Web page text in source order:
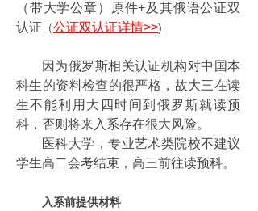
（带大学公章）原件+及其俄语公证双
认证 （公证双认证详情>>)
因为俄罗斯相关认证机构对中国本
科生的资料检查的很严格，故大三在读
生不能利用大四时间到俄罗斯就读预
科，否则将来入系存在很大风险。
医科大学，专业艺术类院校不建议
学生高二会考结束，高三前往读预科。
入系前提供材料